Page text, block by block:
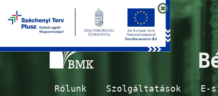
Rólunk Szolgáltatások E-